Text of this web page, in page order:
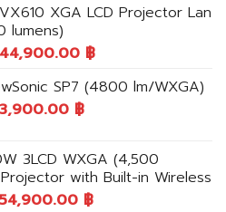
XGA LCD Projector Lan
lumens)
44,900.00 ฿
SP7 (4800 lm/WXGA)
฿
3LCD WXGA (4,500
with Built-in Wireless
54,900.00 ฿